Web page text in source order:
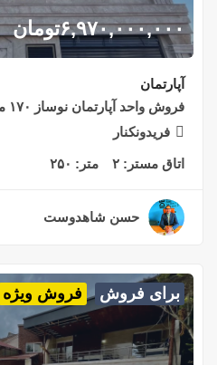
۶,۹۷۰,۰۰۰,۰۰۰تومان
آپارتمان
فروش واحد آپارتمان نوساز ۱۷۰ متری در فریدونکنار
فریدونکنار
اتاق مستر: ۲ متر: ۲۵۰
حسن شاهدوست
برای فروش فروش ویژه